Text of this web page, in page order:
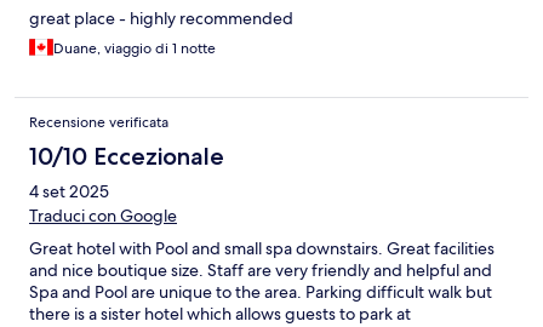
great place - highly recommended
Duane, viaggio di 1 notte
Recensione verificata
10/10 Eccezionale
4 set 2025
Traduci con Google
Great hotel with Pool and small spa downstairs. Great facilities
and nice boutique size. Staff are very friendly and helpful and
Spa and Pool are unique to the area. Parking difficult walk but
there is a sister hotel which allows guests to park at